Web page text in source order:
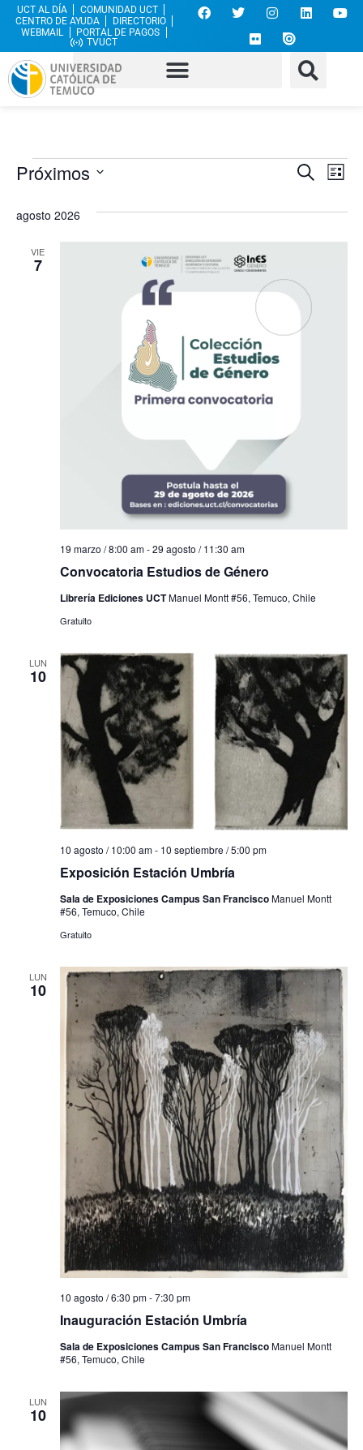
UCT AL DÍA
COMUNIDAD UCT
CENTRO DE AYUDA
DIRECTORIO
WEBMAIL
PORTAL DE PAGOS
TVUCT
de
de
BuscarLista
Próximos
fecha.
agosto 2026
VIE
7
Convocatoria Estudios de Género
19 marzo / 8:00 am-29 agosto / 11:30 am
Librería Ediciones UCTManuel Montt #56, Temuco, Chile
Gratuito
LUN
10
Exposición Estación Umbría
10 agosto / 10:00 am- 10 septiembre / 5:00 pm
Sala de Exposiciones Campus San FranciscoManuel Montt
#56, Temuco, Chile
Gratuito
LUN
10
Inauguración Estación Umbría
10 agosto / 6:30 pm-7:30 pm
Sala de Exposiciones Campus San FranciscoManuel Montt
#56, Temuco, Chile
LUN
10